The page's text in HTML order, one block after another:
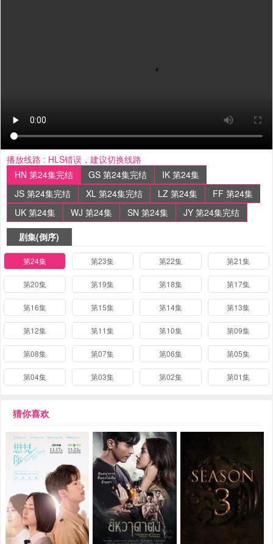
播放线路 : HLS错误，建议切换线路
HN 第24集完结
GS 第24集完结
IK 第24集
JS 第24集完结
XL 第24集完结 LZ 第24集
FF 第24集
UK 第24集
WJ 第24集 SN 第24集
JY 第24集完结
剧集(倒序)
第24集 第23集 第22集 第21集
第20集 第19集 第18集 第17集
第16集 第15集 第14集 第13集
第12集 第11集 第10集 第09集
第08集 第07集 第06集 第05集
第04集 第03集 第02集 第01集
猜你喜欢